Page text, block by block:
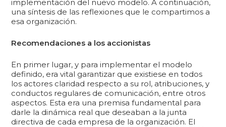
implementación del nuevo modelo. A continuación,
una síntesis de las reflexiones que le compartimos a
esa organización.
Recomendaciones a los accionistas
En primer lugar, y para implementar el modelo
definido, era vital garantizar que existiese en todos
los actores claridad respecto a su rol, atribuciones, y
conductos regulares de comunicación, entre otros
aspectos. Esta era una premisa fundamental para
darle la dinámica real que deseaban a la junta
directiva de cada empresa de la organización. El